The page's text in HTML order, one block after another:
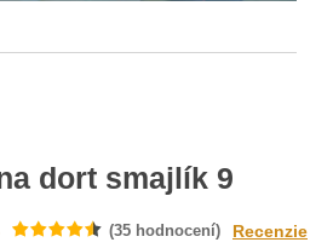
dort smajlík 9
(35 hodnocení) Recenzie